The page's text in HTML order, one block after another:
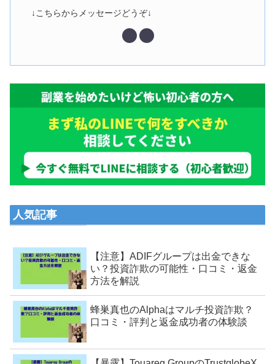
↓こちらからメッセージどうぞ↓
人気記事
【注意】ADIFグループは出金できな
い？投資詐欺の可能性・口コミ・返金
方法を解説
蜂巣真也のAlphaはマルチ投資詐欺？
口コミ・評判と返金成功者の体験談